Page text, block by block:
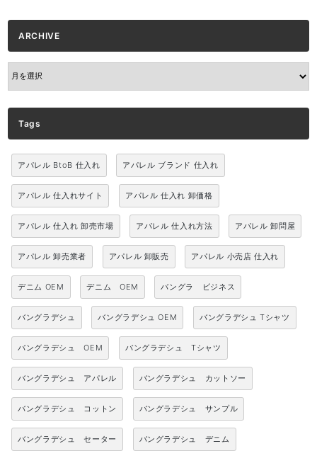
ARCHIVE
ARCHIVE
Tags
アパレル BtoB 仕入れ アパレル ブランド 仕入れ
アパレル 仕入れサイト アパレル 仕入れ 卸価格
アパレル 仕入れ 卸売市場 アパレル 仕入れ方法 アパレル 卸問屋
アパレル 卸売業者 アパレル 卸販売 アパレル 小売店 仕入れ
デニム OEM デニム OEM バングラ ビジネス
バングラデシュ バングラデシュ OEM バングラデシュ Tシャツ
バングラデシュ OEM バングラデシュ Tシャツ
バングラデシュ アパレル バングラデシュ カットソー
バングラデシュ コットン バングラデシュ サンプル
バングラデシュ セーター バングラデシュ デニム